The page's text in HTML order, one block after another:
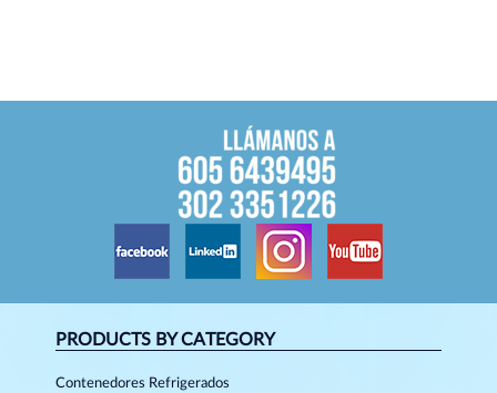
PRODUCTS BY CATEGORY
Contenedores Refrigerados